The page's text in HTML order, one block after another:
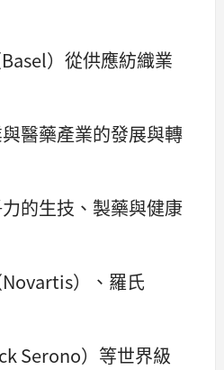
）從供應紡織業
醫藥產業的發展與轉
的生技、製藥與健康
）、羅氏
Serono）等世界級